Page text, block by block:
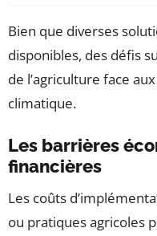
Bien que diverses
disponibles, des défis
de l’agriculture face
climatique.
Les barrières
financières
Les coûts
ou pratiques agricoles